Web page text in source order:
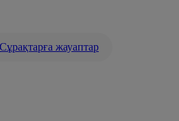
Сұрақтарға жауаптар